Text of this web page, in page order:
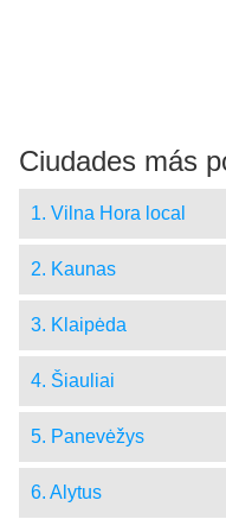
Ciudades más
1. Vilna Hora local
2. Kaunas
3. Klaipėda
4. Šiauliai
5. Panevėžys
6. Alytus